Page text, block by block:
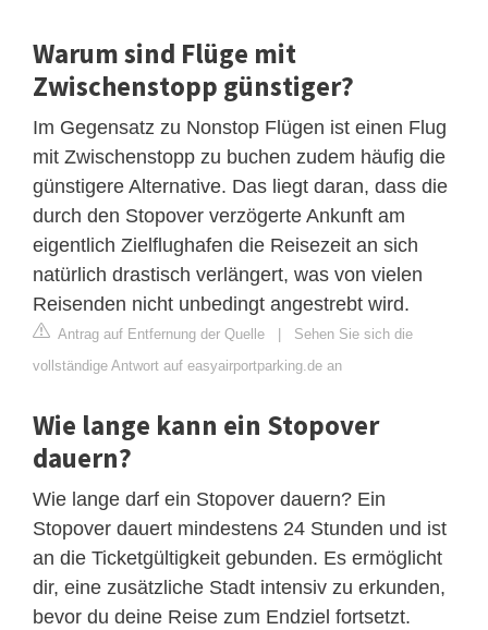
Warum sind Flüge mit
Zwischenstopp günstiger?
Im Gegensatz zu Nonstop Flügen ist einen Flug
mit Zwischenstopp zu buchen zudem häufig die
günstigere Alternative. Das liegt daran, dass die
durch den Stopover verzögerte Ankunft am
eigentlich Zielflughafen die Reisezeit an sich
natürlich drastisch verlängert, was von vielen
Reisenden nicht unbedingt angestrebt wird.
Antrag auf Entfernung der Quelle
Sehen Sie sich die
vollständige Antwort auf easyairportparking.de an
Wie lange kann ein Stopover
dauern?
Wie lange darf ein Stopover dauern? Ein
Stopover dauert mindestens 24 Stunden und ist
an die Ticketgültigkeit gebunden. Es ermöglicht
dir, eine zusätzliche Stadt intensiv zu erkunden,
bevor du deine Reise zum Endziel fortsetzt.